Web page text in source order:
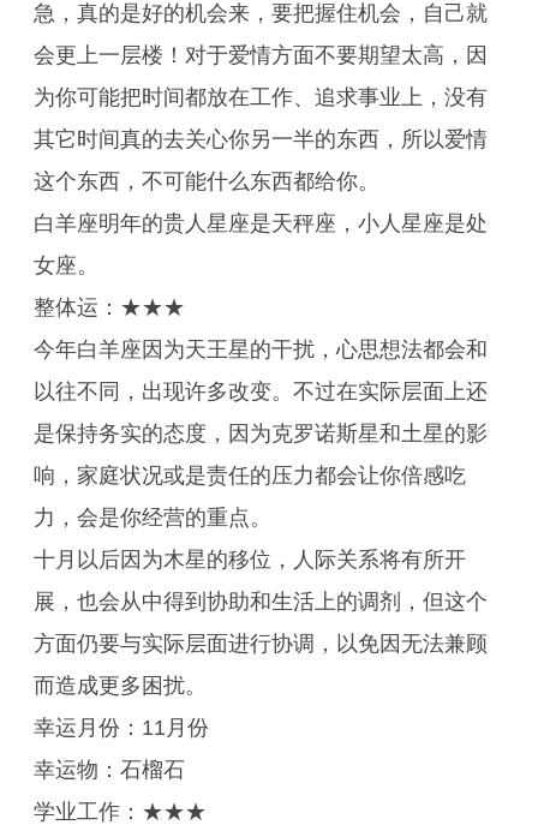
急，真的是好的机会来，要把握住机会，自己就
会更上一层楼！对于爱情方面不要期望太高，因
为你可能把时间都放在工作、追求事业上，没有
其它时间真的去关心你另一半的东西，所以爱情
这个东西，不可能什么东西都给你。
白羊座明年的贵人星座是天秤座，小人星座是处
女座。
整体运：★★★
今年白羊座因为天王星的干扰，心思想法都会和
以往不同，出现许多改变。不过在实际层面上还
是保持务实的态度，因为克罗诺斯星和土星的影
响，家庭状况或是责任的压力都会让你倍感吃
力，会是你经营的重点。
十月以后因为木星的移位，人际关系将有所开
展，也会从中得到协助和生活上的调剂，但这个
方面仍要与实际层面进行协调，以免因无法兼顾
而造成更多困扰。
幸运月份：11月份
幸运物：石榴石
学业工作：★★★